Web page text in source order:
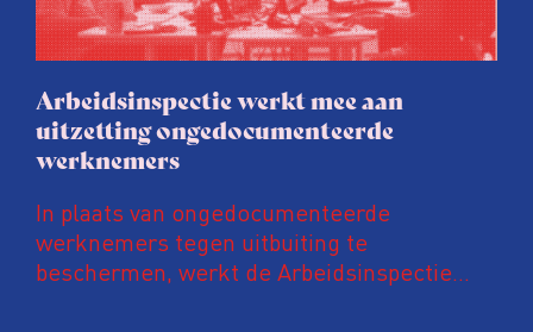
Arbeidsinspectie werkt mee aan
uitzetting ongedocumenteerde
werknemers
In plaats van ongedocumenteerde
werknemers tegen uitbuiting te
beschermen, werkt de Arbeidsinspectie